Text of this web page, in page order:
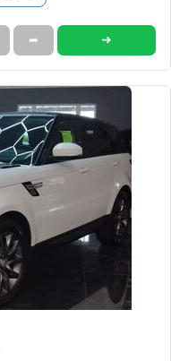
➦ ➜